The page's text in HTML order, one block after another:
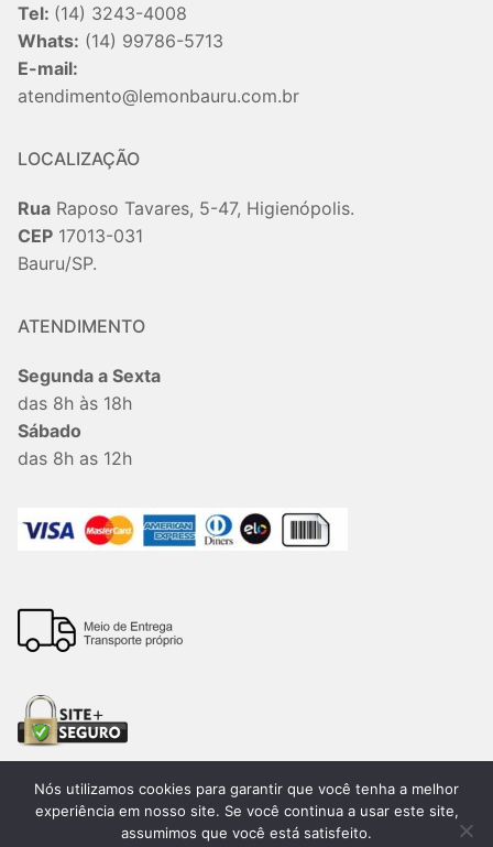
Tel: (14) 3243-4008
Whats: (14) 99786-5713
E-mail:
atendimento@lemonbauru.com.br
LOCALIZAÇÃO
Rua Raposo Tavares, 5-47, Higienópolis.
CEP 17013-031
Bauru/SP.
ATENDIMENTO
Segunda a Sexta
das 8h às 18h
Sábado
das 8h as 12h
Todos os direitos reservados. 2026®. Lemon Bauru –
Nós utilizamos cookies para garantir que você tenha a melhor
experiência em nosso site. Se você continua a usar este site,
assumimos que você está satisfeito.